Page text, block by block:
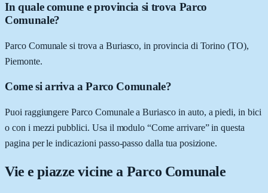
In quale comune e provincia si trova Parco
Comunale?
Parco Comunale si trova a Buriasco, in provincia di Torino (TO),
Piemonte.
Come si arriva a Parco Comunale?
Puoi raggiungere Parco Comunale a Buriasco in auto, a piedi, in bici
o con i mezzi pubblici. Usa il modulo “Come arrivare” in questa
pagina per le indicazioni passo-passo dalla tua posizione.
Vie e piazze vicine a Parco Comunale